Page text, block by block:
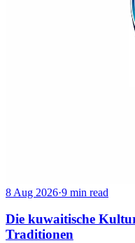
8 Aug 2026·9 min read
Die kuwaitische
Traditionen